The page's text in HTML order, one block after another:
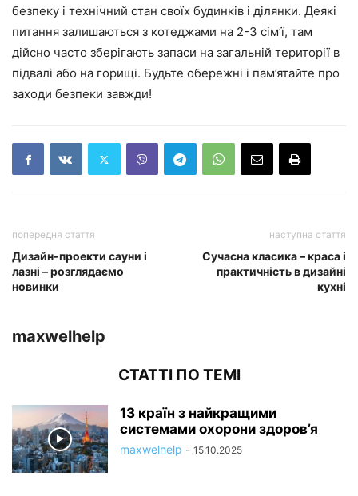
безпеку і технічний стан своїх будинків і ділянки. Деякі
питання залишаються з котеджами на 2-3 сім’ї, там
дійсно часто зберігають запаси на загальній території в
підвалі або на горищі. Будьте обережні і пам’ятайте про
заходи безпеки завжди!
попередня стаття
Дизайн-проекти сауни і
лазні – розглядаємо
новинки
наступна стаття
Сучасна класика – краса і
практичність в дизайні
кухні
maxwelhelp
СТАТТІ ПО ТЕМІ
13 країн з найкращими
системами охорони здоров’я
maxwelhelp - 15.10.2025